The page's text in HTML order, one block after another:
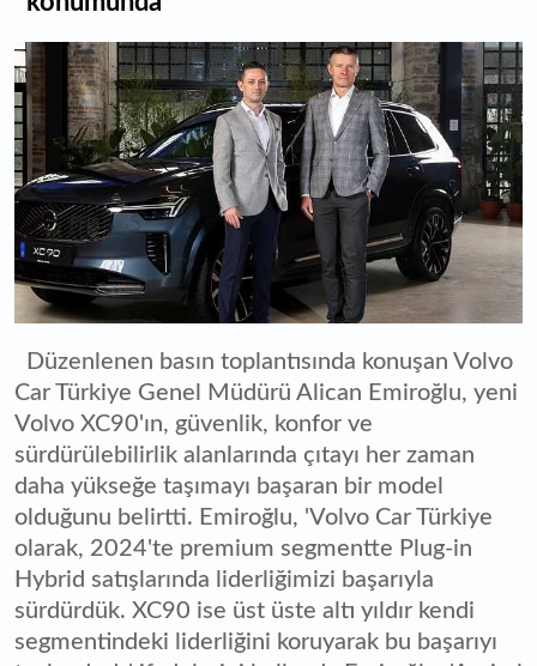
Düzenlenen basın toplantısında konuşan Volvo
Car Türkiye Genel Müdürü Alican Emiroğlu, yeni
Volvo XC90'ın, güvenlik, konfor ve
sürdürülebilirlik alanlarında çıtayı her zaman
daha yükseğe taşımayı başaran bir model
olduğunu belirtti. Emiroğlu, 'Volvo Car Türkiye
olarak, 2024'te premium segmentte Plug-in
Hybrid satışlarında liderliğimizi başarıyla
sürdürdük. XC90 ise üst üste altı yıldır kendi
segmentindeki liderliğini koruyarak bu başarıyı